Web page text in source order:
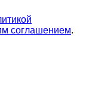
соглашением.